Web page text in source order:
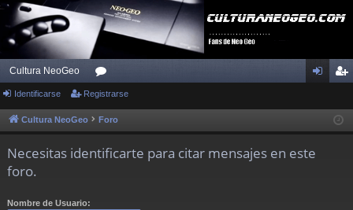
Cultura NeoGeo
or
os ist
Identificarse Registrarse
Cultura NeoGeo Foro
Necesitas identificarte para citar mensajes en este
foro.
Nombre de Usuario: